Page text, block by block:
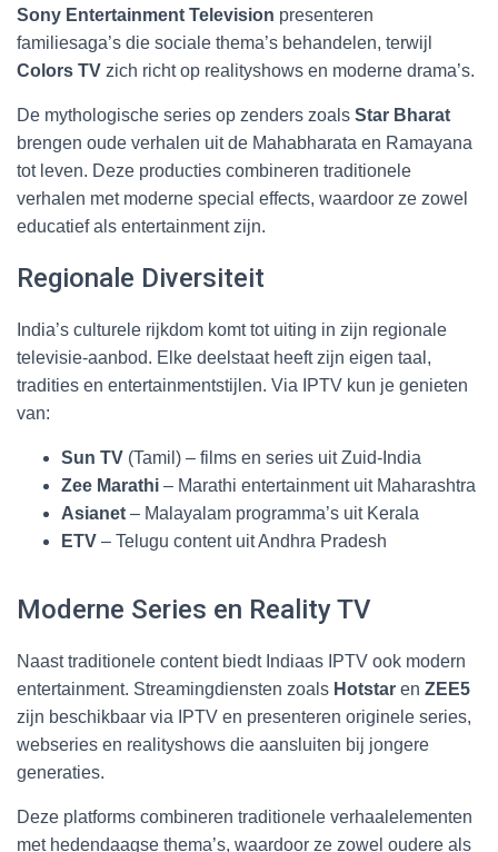
Sony Entertainment Television presenteren
familiesaga’s die sociale thema’s behandelen, terwijl
Colors TV zich richt op realityshows en moderne drama’s.
De mythologische series op zenders zoals Star Bharat
brengen oude verhalen uit de Mahabharata en Ramayana
tot leven. Deze producties combineren traditionele
verhalen met moderne special effects, waardoor ze zowel
educatief als entertainment zijn.
Regionale Diversiteit
India’s culturele rijkdom komt tot uiting in zijn regionale
televisie-aanbod. Elke deelstaat heeft zijn eigen taal,
tradities en entertainmentstijlen. Via IPTV kun je genieten
van:
Sun TV (Tamil) – films en series uit Zuid-India
Zee Marathi – Marathi entertainment uit Maharashtra
Asianet – Malayalam programma’s uit Kerala
ETV – Telugu content uit Andhra Pradesh
Moderne Series en Reality TV
Naast traditionele content biedt Indiaas IPTV ook modern
entertainment. Streamingdiensten zoals Hotstar en ZEE5
zijn beschikbaar via IPTV en presenteren originele series,
webseries en realityshows die aansluiten bij jongere
generaties.
Deze platforms combineren traditionele verhaalelementen
met hedendaagse thema’s, waardoor ze zowel oudere als